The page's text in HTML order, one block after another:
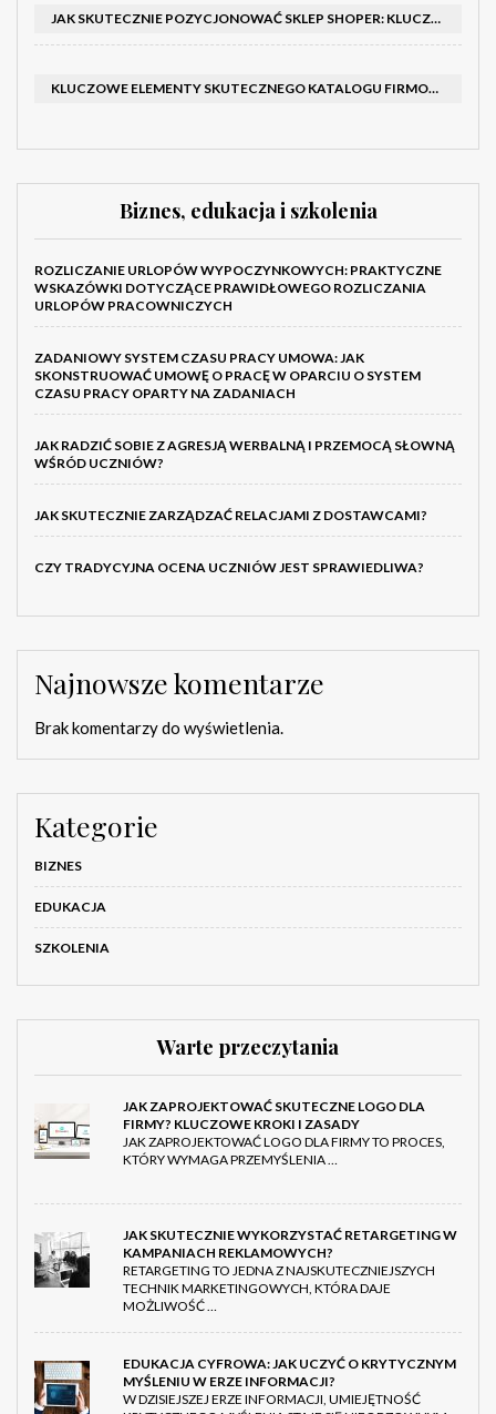
JAK SKUTECZNIE POZYCJONOWAĆ SKLEP SHOPER: KLUCZOWE KROKI I STRATEGIE
KLUCZOWE ELEMENTY SKUTECZNEGO KATALOGU FIRMOWEGO I BROSZURY
Biznes, edukacja i szkolenia
ROZLICZANIE URLOPÓW WYPOCZYNKOWYCH: PRAKTYCZNE
WSKAZÓWKI DOTYCZĄCE PRAWIDŁOWEGO ROZLICZANIA
URLOPÓW PRACOWNICZYCH
ZADANIOWY SYSTEM CZASU PRACY UMOWA: JAK
SKONSTRUOWAĆ UMOWĘ O PRACĘ W OPARCIU O SYSTEM
CZASU PRACY OPARTY NA ZADANIACH
JAK RADZIĆ SOBIE Z AGRESJĄ WERBALNĄ I PRZEMOCĄ SŁOWNĄ
WŚRÓD UCZNIÓW?
JAK SKUTECZNIE ZARZĄDZAĆ RELACJAMI Z DOSTAWCAMI?
CZY TRADYCYJNA OCENA UCZNIÓW JEST SPRAWIEDLIWA?
Najnowsze komentarze
Brak komentarzy do wyświetlenia.
Kategorie
BIZNES
EDUKACJA
SZKOLENIA
Warte przeczytania
JAK ZAPROJEKTOWAĆ SKUTECZNE LOGO DLA
FIRMY? KLUCZOWE KROKI I ZASADY
JAK ZAPROJEKTOWAĆ LOGO DLA FIRMY TO PROCES,
KTÓRY WYMAGA PRZEMYŚLENIA …
JAK SKUTECZNIE WYKORZYSTAĆ RETARGETING W
KAMPANIACH REKLAMOWYCH?
RETARGETING TO JEDNA Z NAJSKUTECZNIEJSZYCH
TECHNIK MARKETINGOWYCH, KTÓRA DAJE
MOŻLIWOŚĆ …
EDUKACJA CYFROWA: JAK UCZYĆ O KRYTYCZNYM
MYŚLENIU W ERZE INFORMACJI?
W DZISIEJSZEJ ERZE INFORMACJI, UMIEJĘTNOŚĆ